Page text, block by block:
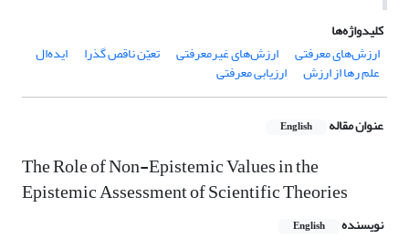
کلیدواژه‌ها
ارزش‌های معرفتی
ارزش‌های غیرمعرفتی تعیّن ناقص گذرا ایده‌ال
علم رها از ارزش ارزیابی معرفتی
عنوان مقاله English
The Role of Non-Epistemic Values in the
Epistemic Assessment of Scientific Theories
نویسنده English